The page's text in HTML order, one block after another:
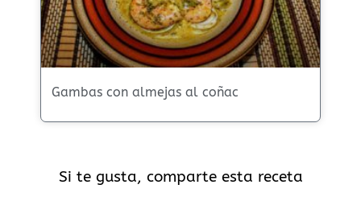
Gambas con almejas al coñac
Si te gusta, comparte esta receta